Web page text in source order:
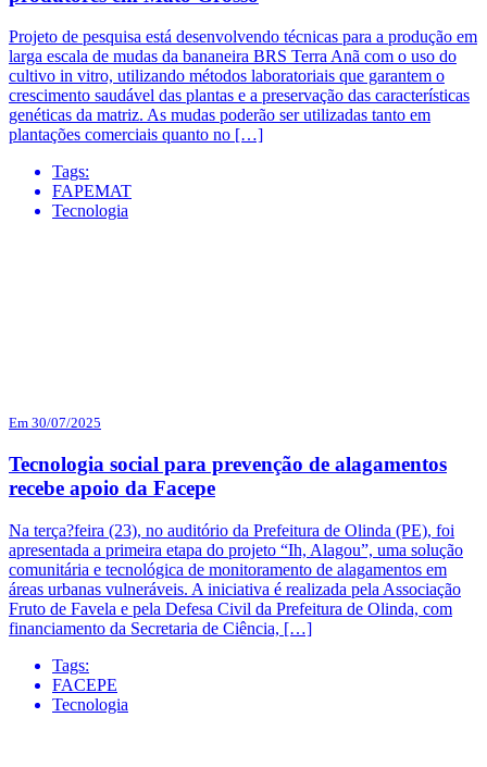
Projeto de pesquisa está desenvolvendo técnicas para a produção em
larga escala de mudas da bananeira BRS Terra Anã com o uso do
cultivo in vitro, utilizando métodos laboratoriais que garantem o
crescimento saudável das plantas e a preservação das características
genéticas da matriz. As mudas poderão ser utilizadas tanto em
plantações comerciais quanto no […]
Tags:
FAPEMAT
Tecnologia
Em 30/07/2025
Tecnologia social para prevenção de alagamentos
recebe apoio da Facepe
Na terça?feira (23), no auditório da Prefeitura de Olinda (PE), foi
apresentada a primeira etapa do projeto “Ih, Alagou”, uma solução
comunitária e tecnológica de monitoramento de alagamentos em
áreas urbanas vulneráveis. A iniciativa é realizada pela Associação
Fruto de Favela e pela Defesa Civil da Prefeitura de Olinda, com
financiamento da Secretaria de Ciência, […]
Tags:
FACEPE
Tecnologia